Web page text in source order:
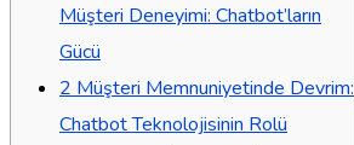
Müşteri Deneyimi: Chatbot’ların
Gücü
2 Müşteri Memnuniyetinde Devrim:
Chatbot Teknolojisinin Rolü